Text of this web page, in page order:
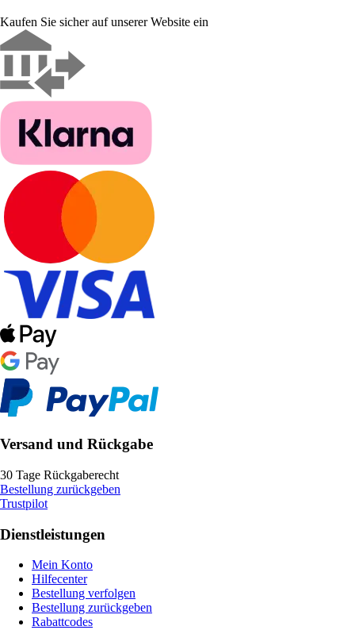
Kaufen Sie sicher auf unserer Website ein
Versand und Rückgabe
30 Tage Rückgaberecht
Bestellung zurückgeben
Trustpilot
Dienstleistungen
Mein Konto
Hilfecenter
Bestellung verfolgen
Bestellung zurückgeben
Rabattcodes